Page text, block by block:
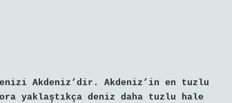
Akdeniz’dir. Akdeniz’in en tuzlu
yaklaştıkça deniz daha tuzlu hale